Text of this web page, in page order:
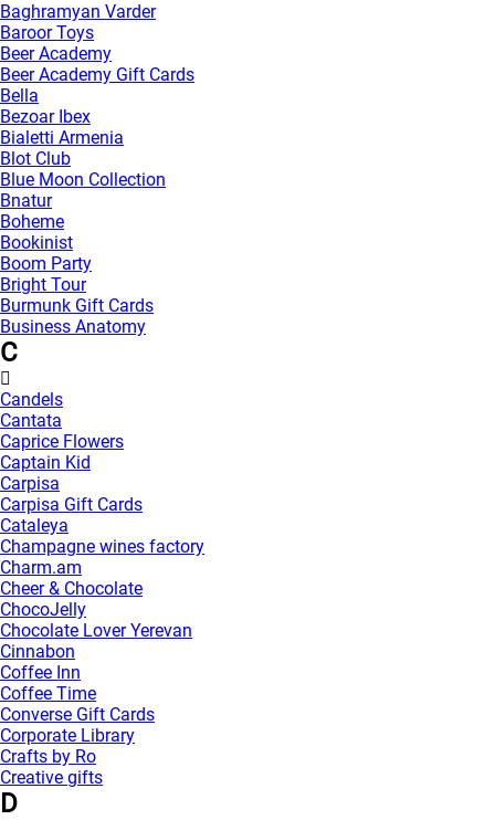
Baghramyan Varder
Baroor Toys
Beer Academy
Beer Academy Gift Cards
Bella
Bezoar Ibex
Bialetti Armenia
Blot Club
Blue Moon Collection
Bnatur
Boheme
Bookinist
Boom Party
Bright Tour
Burmunk Gift Cards
Business Anatomy
C
Candels
Cantata
Caprice Flowers
Captain Kid
Carpisa
Carpisa Gift Cards
Cataleya
Champagne wines factory
Charm.am
Cheer & Chocolate
ChocoJelly
Chocolate Lover Yerevan
Cinnabon
Coffee Inn
Coffee Time
Converse Gift Cards
Corporate Library
Crafts by Ro
Creative gifts
D